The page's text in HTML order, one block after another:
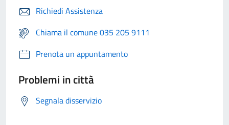
Richiedi Assistenza
Chiama il comune 035 205 9111
Prenota un appuntamento
Problemi in città
Segnala disservizio